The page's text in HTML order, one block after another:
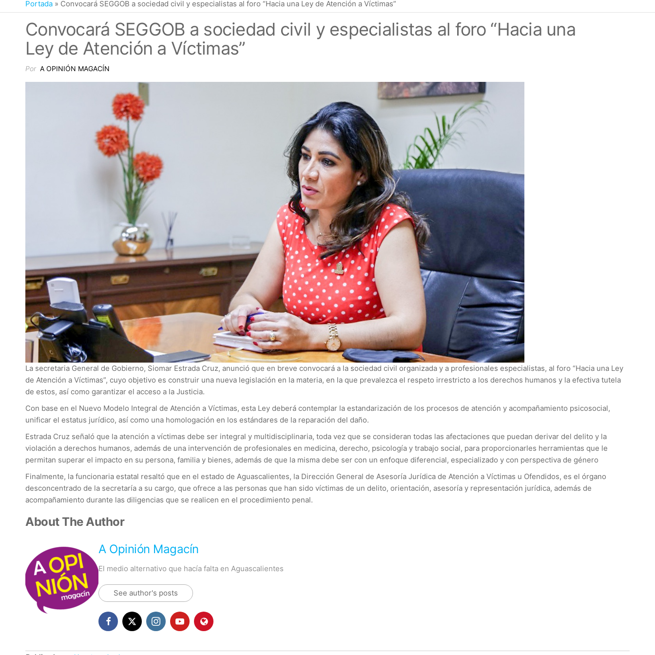
Portada » Convocará SEGGOB a sociedad civil y especialistas al foro “Hacia una Ley de Atención a Víctimas”
Convocará SEGGOB a sociedad civil y especialistas al foro “Hacia una
Ley de Atención a Víctimas”
Por A OPINIÓN MAGACÍN
La secretaria General de Gobierno, Siomar Estrada Cruz, anunció que en breve convocará a la sociedad civil organizada y a profesionales especialistas, al foro “Hacia una Ley
de Atención a Víctimas”, cuyo objetivo es construir una nueva legislación en la materia, en la que prevalezca el respeto irrestricto a los derechos humanos y la efectiva tutela
de estos, así como garantizar el acceso a la Justicia.
Con base en el Nuevo Modelo Integral de Atención a Víctimas, esta Ley deberá contemplar la estandarización de los procesos de atención y acompañamiento psicosocial,
unificar el estatus jurídico, así como una homologación en los estándares de la reparación del daño.
Estrada Cruz señaló que la atención a víctimas debe ser integral y multidisciplinaria, toda vez que se consideran todas las afectaciones que puedan derivar del delito y la
violación a derechos humanos, además de una intervención de profesionales en medicina, derecho, psicología y trabajo social, para proporcionarles herramientas que le
permitan superar el impacto en su persona, familia y bienes, además de que la misma debe ser con un enfoque diferencial, especializado y con perspectiva de género
Finalmente, la funcionaria estatal resaltó que en el estado de Aguascalientes, la Dirección General de Asesoría Jurídica de Atención a Víctimas u Ofendidos, es el órgano
desconcentrado de la secretaría a su cargo, que ofrece a las personas que han sido víctimas de un delito, orientación, asesoría y representación jurídica, además de
acompañamiento durante las diligencias que se realicen en el procedimiento penal.
About The Author
A Opinión Magacín
El medio alternativo que hacía falta en Aguascalientes
See author's posts